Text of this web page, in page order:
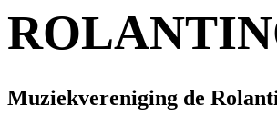
Muziekvereniging de